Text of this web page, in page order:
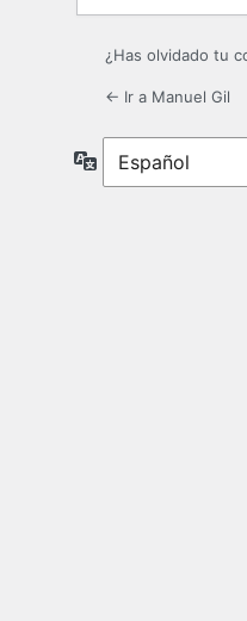
¿Has olvidado tu
← Ir a Manuel Gil
Idioma